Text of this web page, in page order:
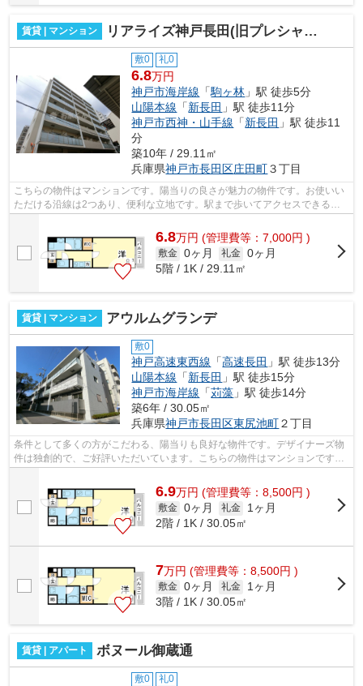
賃貸 | マンション リアライズ神戸長田(旧プレシャスビュー)
敷0 礼0
6.8万円
神戸市海岸線 「駒ヶ林 」駅 徒歩5分
山陽本線 「新長田 」駅 徒歩11分
神戸市西神・山手線 「新長田 」駅 徒歩11
分
築10年 / 29.11㎡
兵庫県神戸市長田区庄田町３丁目
こちらの物件はマンションです。陽当りの良さが魅力の物件です。お使いい
ただける沿線は2つあり、便利な立地です。駅まで歩いてアクセスできる、
徒歩5分の距離に立地する物件です。あ...
6.8万円 (管理費等：7,000円 )
敷金 0ヶ月 礼金 0ヶ月
5階 / 1K / 29.11㎡
賃貸 | マンション アウルムグランデ
敷0
神戸高速東西線 「高速長田 」駅 徒歩13分
山陽本線 「新長田 」駅 徒歩15分
神戸市海岸線 「苅藻 」駅 徒歩14分
築6年 / 30.05㎡
兵庫県神戸市長田区東尻池町２丁目
条件として多くの方がこだわる、陽当りも良好な物件です。デザイナーズ物
件は独創的で、ご好評いただいています。こちらの物件はマンションです。
6.9万円 (管理費等：8,500円 )
敷金 0ヶ月 礼金
1ヶ月
2階 / 1K / 30.05㎡
7万円 (管理費等：8,500円 )
敷金 0ヶ月 礼金
1ヶ月
3階 / 1K / 30.05㎡
賃貸 | アパート ボヌール御蔵通
敷0 礼0